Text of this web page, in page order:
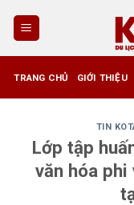
TRANG CHỦ GIỚI THIỆU
TIN
Lớp tập
văn hóa